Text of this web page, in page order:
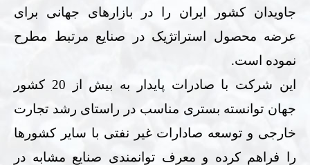
جاویدان کشور ایران را در بازارهای جهانی برای
عرضه محصول استراتژیک در صنایع مرتبط مطرح
نموده است.
این شرکت با صادرات پایدار به بیش از 20 کشور
جهان توانسته بستری مناسب در راستای رشد تجارت
خارجی و توسعه صادارات غیر نفتی با سایر کشورها
را فراهم کرده و معرف توانمندی صنایع مشابه در